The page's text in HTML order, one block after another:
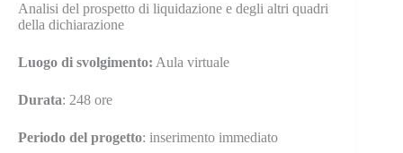
Analisi del prospetto di liquidazione e degli altri quadri
della dichiarazione
Luogo di svolgimento: Aula virtuale
Durata: 248 ore
Periodo del progetto: inserimento immediato